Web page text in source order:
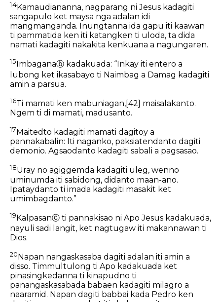
14Kamaudiananna, nagparang ni Jesus kadagiti
sangapulo ket maysa nga adalan idi
mangmanganda. Inungtanna ida gapu iti kaawan
ti pammatida ken iti katangken ti uloda, ta dida
namati kadagiti nakakita kenkuana a nagungaren.
15 Imbaganaⓑ kadakuada: “Inkay iti entero a
lubong ket ikasabayo ti Naimbag a Damag kadagiti
amin a parsua.
16Ti mamati ken mabuniagan,[42] maisalakanto.
Ngem ti di mamati, madusanto.
17 Maitedto kadagiti mamati dagitoy a
pannakabalin: Iti naganko, paksiatendanto dagiti
demonio. Agsaodanto kadagiti sabali a pagsasao.
18Uray no agiggemda kadagiti uleg, wenno
uminumda iti sabidong, didanto maan-ano.
Ipataydanto ti imada kadagiti masakit ket
umimbagdanto.”
19Kalpasanⓒ ti pannakisao ni Apo Jesus kadakuada,
nayuli sadi langit, ket nagtugaw iti makannawan ti
Dios.
20 Napan nangaskasaba dagiti adalan iti amin a
disso. Timmultulong ti Apo kadakuada ket
pinasingkedanna ti kinapudno ti
panangaskasabada babaen kadagiti milagro a
naaramid. Napan dagiti babbai kada Pedro ken